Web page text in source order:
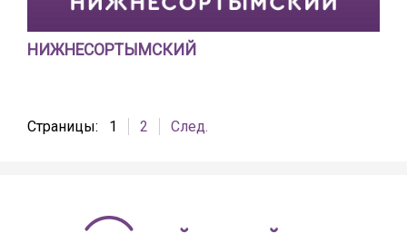
НИЖНЕСОРТЫМСКИЙ
Страницы: 1 2 След.